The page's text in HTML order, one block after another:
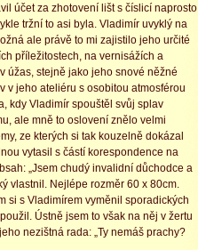
účet za zhotovení lišt s číslicí naprosto
tržní to asi byla. Vladimír uvyklý na
ale právě to mi zajistilo jeho určité
příležitostech, na vernisážích a
úžas, stejně jako jeho snové něžné
v jeho ateliéru s osobitou atmosférou
kdy Vladimír spouštěl svůj splav
ale mně to oslovení znělo velmi
ze kterých si tak kouzelně dokázal
vytasil s částí korespondence na
„Jsem chudý invalidní důchodce a
vlastnil. Nejlépe rozměr 60 x 80cm.
si s Vladimírem vyměnil sporadických
Ústně jsem to však na něj v žertu
nezištná rada: „Ty nemáš prachy?